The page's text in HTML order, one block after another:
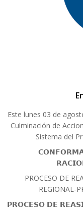
Este lunes 03 de
Culminación de
Sistema del
PROCESO DE
REGIONAL-
𝗣𝗥𝗢𝗖𝗘𝗦𝗢 𝗗𝗘